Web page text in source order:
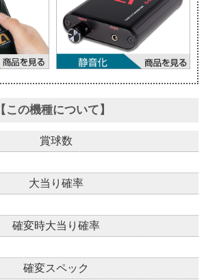
【この機種について】
賞球数
大当り確率
確変時大当り確率
確変スペック